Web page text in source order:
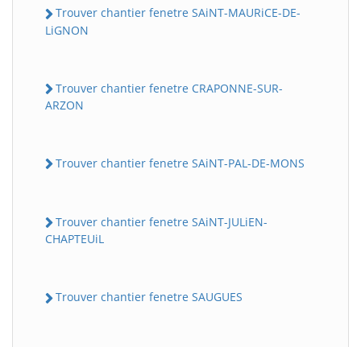
Trouver chantier fenetre SAiNT-MAURiCE-DE-
LiGNON
Trouver chantier fenetre CRAPONNE-SUR-
ARZON
Trouver chantier fenetre SAiNT-PAL-DE-MONS
Trouver chantier fenetre SAiNT-JULiEN-
CHAPTEUiL
Trouver chantier fenetre SAUGUES